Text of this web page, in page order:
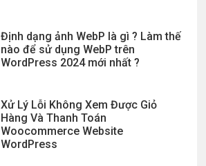
Định dạng ảnh WebP là gì ? Làm thế
nào để sử dụng WebP trên
WordPress 2024 mới nhất ?
Xử Lý Lỗi Không Xem Được Giỏ
Hàng Và Thanh Toán
Woocommerce Website
WordPress